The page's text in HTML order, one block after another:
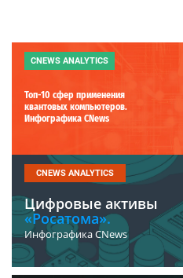
CNEWS ANALYTICS
Топ-10 сфер применения
квантовых компьютеров.
Инфографика CNews
CNEWS ANALYTICS
Цифровые активы
«Росатома».
Инфографика CNews